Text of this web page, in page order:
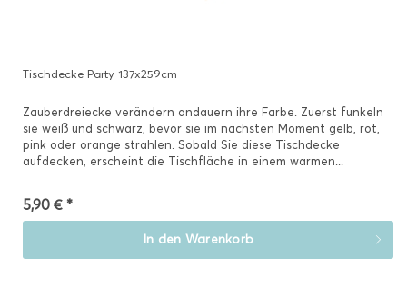
Tischdecke Party 137x259cm
Zauberdreiecke verändern andauern ihre Farbe. Zuerst funkeln
sie weiß und schwarz, bevor sie im nächsten Moment gelb, rot,
pink oder orange strahlen. Sobald Sie diese Tischdecke
aufdecken, erscheint die Tischfläche in einem warmen...
5,90 € *
In den Warenkorb